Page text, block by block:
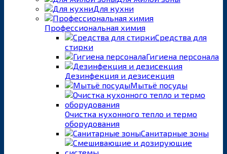
Для кухни
Профессиональная химия
Средства для
стирки
Гигиена персонала
Дезинфекция и дезисекция
Мытьё посуды
Очистка кухонного тепло и термо
оборудования
Санитарные зоны